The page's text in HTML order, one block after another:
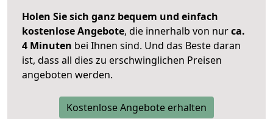
Holen Sie sich ganz bequem und einfach
kostenlose Angebote, die innerhalb von nurca.
4 Minuten bei Ihnen sind. Und das Beste daran
ist, dass all dies zu erschwinglichen Preisen
angeboten werden.
Kostenlose Angebote erhalten